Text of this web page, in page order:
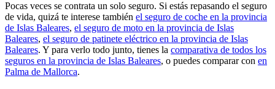
Pocas veces se contrata un solo seguro. Si estás repasando el seguro
de vida, quizá te interese también el seguro de coche en la provincia
de Islas Baleares, el seguro de moto en la provincia de Islas
Baleares, el seguro de patinete eléctrico en la provincia de Islas
Baleares. Y para verlo todo junto, tienes la comparativa de todos los
seguros en la provincia de Islas Baleares, o puedes comparar con en
Palma de Mallorca.